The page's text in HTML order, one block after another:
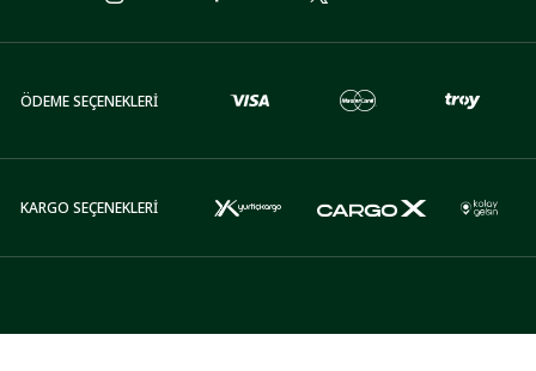
ÖDEME SEÇENEKLERİ
KARGO SEÇENEKLERİ